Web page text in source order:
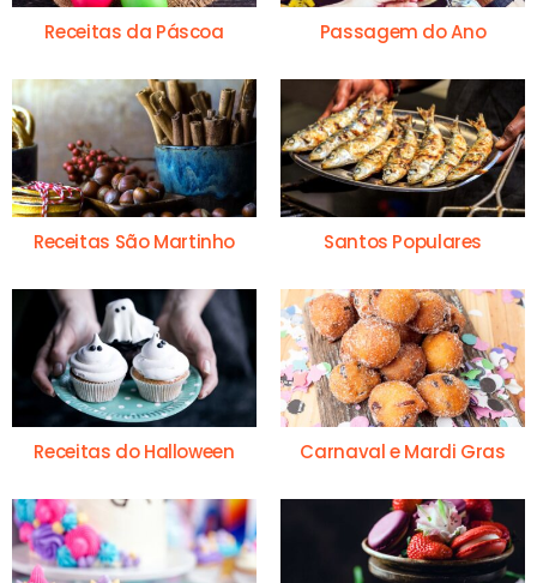
Receitas da Páscoa Passagem do Ano
Receitas São Martinho Santos Populares
Receitas do Halloween Carnaval e Mardi Gras